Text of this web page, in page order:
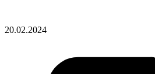
20.02.2024